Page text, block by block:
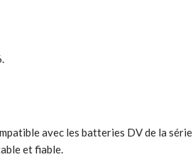
avec les batteries DV de la série
et fiable.